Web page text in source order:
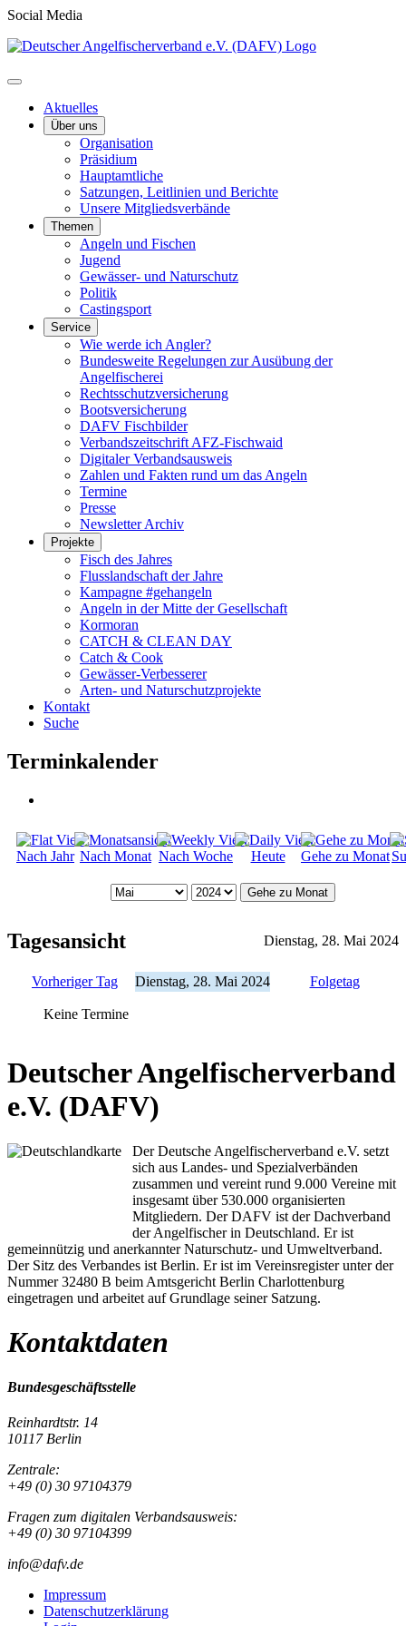
Social Media
Aktuelles
Über uns
Organisation
Präsidium
Hauptamtliche
Satzungen, Leitlinien und Berichte
Unsere Mitgliedsverbände
Themen
Angeln und Fischen
Jugend
Gewässer- und Naturschutz
Politik
Castingsport
Service
Wie werde ich Angler?
Bundesweite Regelungen zur Ausübung der
Angelfischerei
Rechtsschutzversicherung
Bootsversicherung
DAFV Fischbilder
Verbandszeitschrift AFZ-Fischwaid
Digitaler Verbandsausweis
Zahlen und Fakten rund um das Angeln
Termine
Presse
Newsletter Archiv
Projekte
Fisch des Jahres
Flusslandschaft der Jahre
Kampagne #gehangeln
Angeln in der Mitte der Gesellschaft
Kormoran
CATCH & CLEAN DAY
Catch & Cook
Gewässer-Verbesserer
Arten- und Naturschutzprojekte
Kontakt
Suche
Terminkalender
Nach Jahr Nach Monat Nach Woche Heute Gehe zu Monat
Gehe zu Monat
Tagesansicht Dienstag, 28. Mai 2024
Vorheriger Tag Dienstag, 28. Mai 2024 Folgetag
Keine Termine
Deutscher Angelfischerverband
e.V. (DAFV)
Der Deutsche Angelfischerverband e.V. setzt
sich aus Landes- und Spezialverbänden
zusammen und vereint rund 9.000 Vereine mit
insgesamt über 530.000 organisierten
Mitgliedern. Der DAFV ist der Dachverband
der Angelfischer in Deutschland. Er ist
gemeinnützig und anerkannter Naturschutz- und Umweltverband.
Der Sitz des Verbandes ist Berlin. Er ist im Vereinsregister unter der
Nummer 32480 B beim Amtsgericht Berlin Charlottenburg
eingetragen und arbeitet auf Grundlage seiner Satzung.
Kontaktdaten
Bundesgeschäftsstelle
Reinhardtstr. 14
10117 Berlin
Zentrale:
+49 (0) 30 97104379
Fragen zum digitalen Verbandsausweis:
+49 (0) 30 97104399
info@dafv.de
Impressum
Datenschutzerklärung